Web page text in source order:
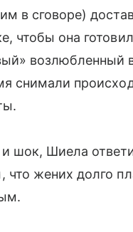
в сговоре)
чтобы она
возлюбленный
снимали
шок, Шиела
жених долго